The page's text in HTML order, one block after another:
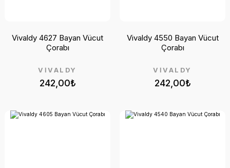
242,00₺
VİVALDY
Vivaldy 4627 Bayan Vücut
Çorabı
242,00₺
VİVALDY
Vivaldy 4550 Bayan Vücut
Çorabı